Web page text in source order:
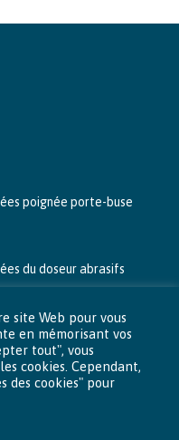
poignée porte-buse
du doseur abrasifs
du doseur abrasifs
|
site Web pour vous
en mémorisant vos
tout", vous
cookies. Cependant,
des cookies" pour